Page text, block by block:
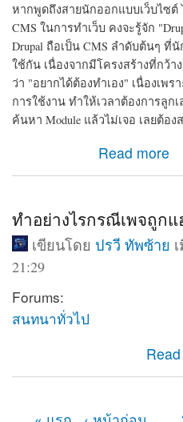
หากพูดถึงสายนักออกแบบเว็บไซต์
CMS ในการทำเว็บ คงจะรู้จัก
Drupal ถือเป็น CMS ลำดับต้นๆ
ใช้กัน เนื่องจากมีโครงสร้างที่กว้า
ว่า "อยากได้ต้องทำเอง" เนื่องเพ
การใช้งาน ทำให้เวลาต้องการลูก
ค้นหา Module แล้วไม่เจอ เลยต้อง
Read more
about รวมเว็บที่มี
ทำอย่างไรกรณีเพจถูกแ
เขียนโดย ปรวี ทัพซ้าย
21:29
Forums:
สนทนาทั่วไป
about ทำอย่างไรกรณีเพจถูก